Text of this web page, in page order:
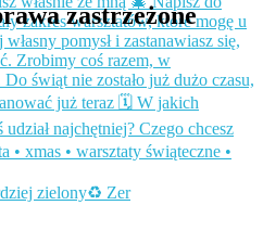
zielony♻️ Zer
zastrzeżone